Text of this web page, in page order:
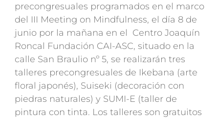
precongresuales programados en el marco
del III Meeting on Mindfulness, el día 8 de
junio por la mañana en el Centro Joaquín
Roncal Fundación CAI-ASC, situado en la
calle San Braulio nº 5, se realizarán tres
talleres precongresuales de Ikebana (arte
floral japonés), Suiseki (decoración con
piedras naturales) y SUMI-E (taller de
pintura con tinta. Los talleres son gratuitos